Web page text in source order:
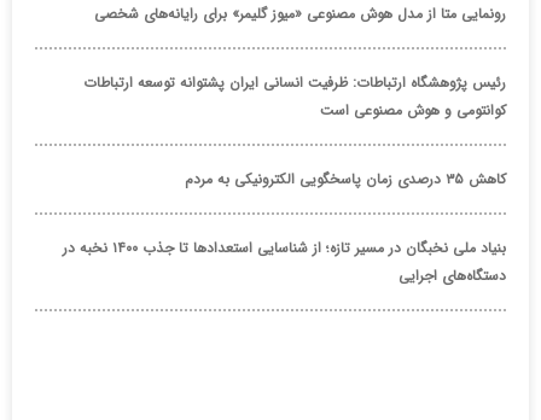
رونمایی متا از مدل هوش مصنوعی «میوز گلیمر» برای رایانه‌های شخصی
رئیس پژوهشگاه ارتباطات: ظرفیت انسانی ایران پشتوانه توسعه ارتباطات
کوانتومی و هوش مصنوعی است
کاهش ۳۵ درصدی زمان پاسخگویی الکترونیکی به مردم
بنیاد ملی نخبگان در مسیر تازه؛ از شناسایی استعدادها تا جذب ۱۴۰۰ نخبه در
دستگاه‌های اجرایی